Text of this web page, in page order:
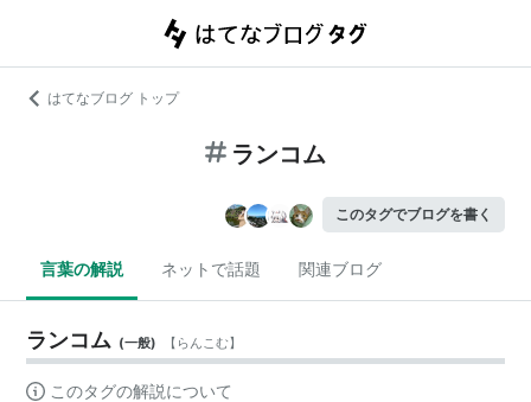
はてなブログ トップ
ランコム
このタグでブログを書く
言葉の解説 ネットで話題 関連ブログ
ランコム (一般) 【 らんこむ】
このタグの解説について